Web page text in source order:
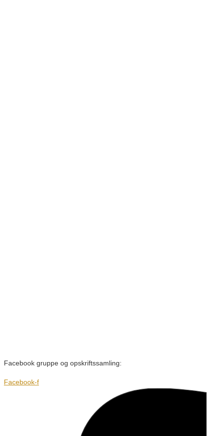
Facebook gruppe og opskriftssamling:
Facebook-f